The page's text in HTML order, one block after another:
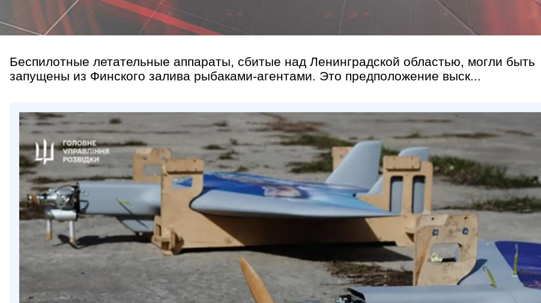
Беспилотные летательные аппараты, сбитые над Ленинградской областью, могли быть
запущены из Финского залива рыбаками-агентами. Это предположение выск...